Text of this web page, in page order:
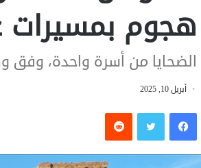
هجوم
الضحايا من أسرة واحدة، وفق
أبريل 10, 2025
فيسبوكتويتر